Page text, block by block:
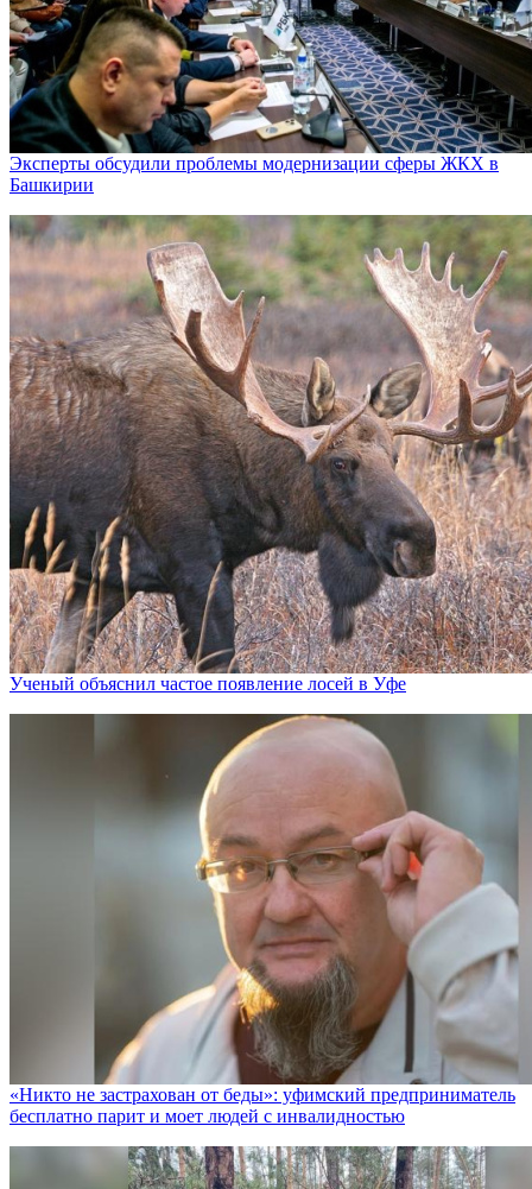
Эксперты обсудили проблемы модернизации сферы ЖКХ в
Башкирии
Ученый объяснил частое появление лосей в Уфе
«Никто не заcтрахован от беды»: уфимский предприниматель
бесплатно парит и моет людей с инвалидностью